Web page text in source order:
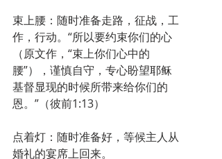
束上腰：随时准备走路，征战，工
作，行动。“所以要约束你们的心
（原文作，“束上你们心中的
腰”），谨慎自守，专心盼望耶稣
基督显现的时候所带来给你们的
恩。”（彼前1:13）
点着灯：随时准备好，等候主人从
婚礼的宴席上回来。